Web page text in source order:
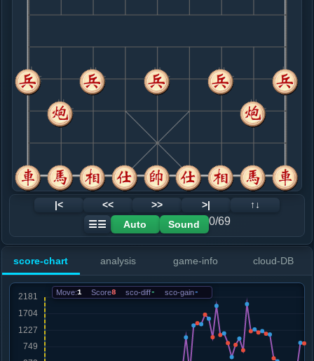
7. 车四进三
红+14
8. 相七进五
红+5
马三退五
.....车９平８
红+3
9. 车一平二
红+0
炮二进二
.....砲３平２
10. 炮八平七
黑+1
炮八平九
.....卒３进１
黑+1
黑+4
.....车８进６
红+3
马４进６
12. 炮二退一
红+0
兵三进一
红+0
13. 炮二平九
黑+6
车七进三
.....士４进５
黑+3
15. 仕六进五
.....车１平４
车１平２
16. 车七进三
|< << >> >|
↑↓
☰☰
Auto Sound 0/69
score-chart analysis game-info cloud-DB
Move:1 Score8 sco-diff- sco-gain-